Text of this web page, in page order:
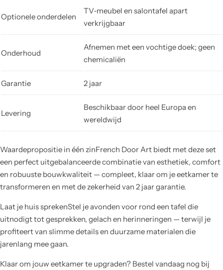
Optionele onderdelen
TV‑meubel en salontafel apart
verkrijgbaar
Onderhoud
Afnemen met een vochtige doek; geen
chemicaliën
Garantie 2 jaar
Levering
Beschikbaar door heel Europa en
wereldwijd
Waardepropositie in één zinFrench Door Art biedt met deze set
een perfect uitgebalanceerde combinatie van esthetiek, comfort
en robuuste bouwkwaliteit — compleet, klaar om je eetkamer te
transformeren en met de zekerheid van 2 jaar garantie.
Laat je huis sprekenStel je avonden voor rond een tafel die
uitnodigt tot gesprekken, gelach en herinneringen — terwijl je
profiteert van slimme details en duurzame materialen die
jarenlang mee gaan.
Klaar om jouw eetkamer te upgraden? Bestel vandaag nog bij